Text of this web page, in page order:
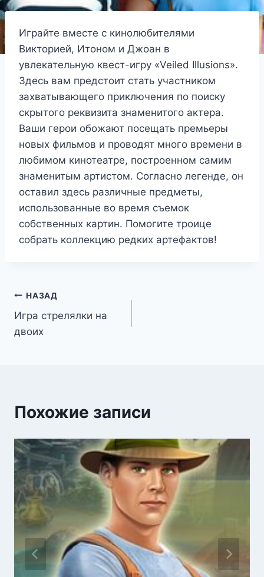
Играйте вместе с кинолюбителями
Викторией, Итоном и Джоан в
увлекательную квест-игру «Veiled Illusions».
Здесь вам предстоит стать участником
захватывающего приключения по поиску
скрытого реквизита знаменитого актера.
Ваши герои обожают посещать премьеры
новых фильмов и проводят много времени в
любимом кинотеатре, построенном самим
знаменитым артистом. Согласно легенде, он
оставил здесь различные предметы,
использованные во время съемок
собственных картин. Помогите троице
собрать коллекцию редких артефактов!
Навигация
по
НАЗАД
Игра стрелялки на
двоих
Похожие записи